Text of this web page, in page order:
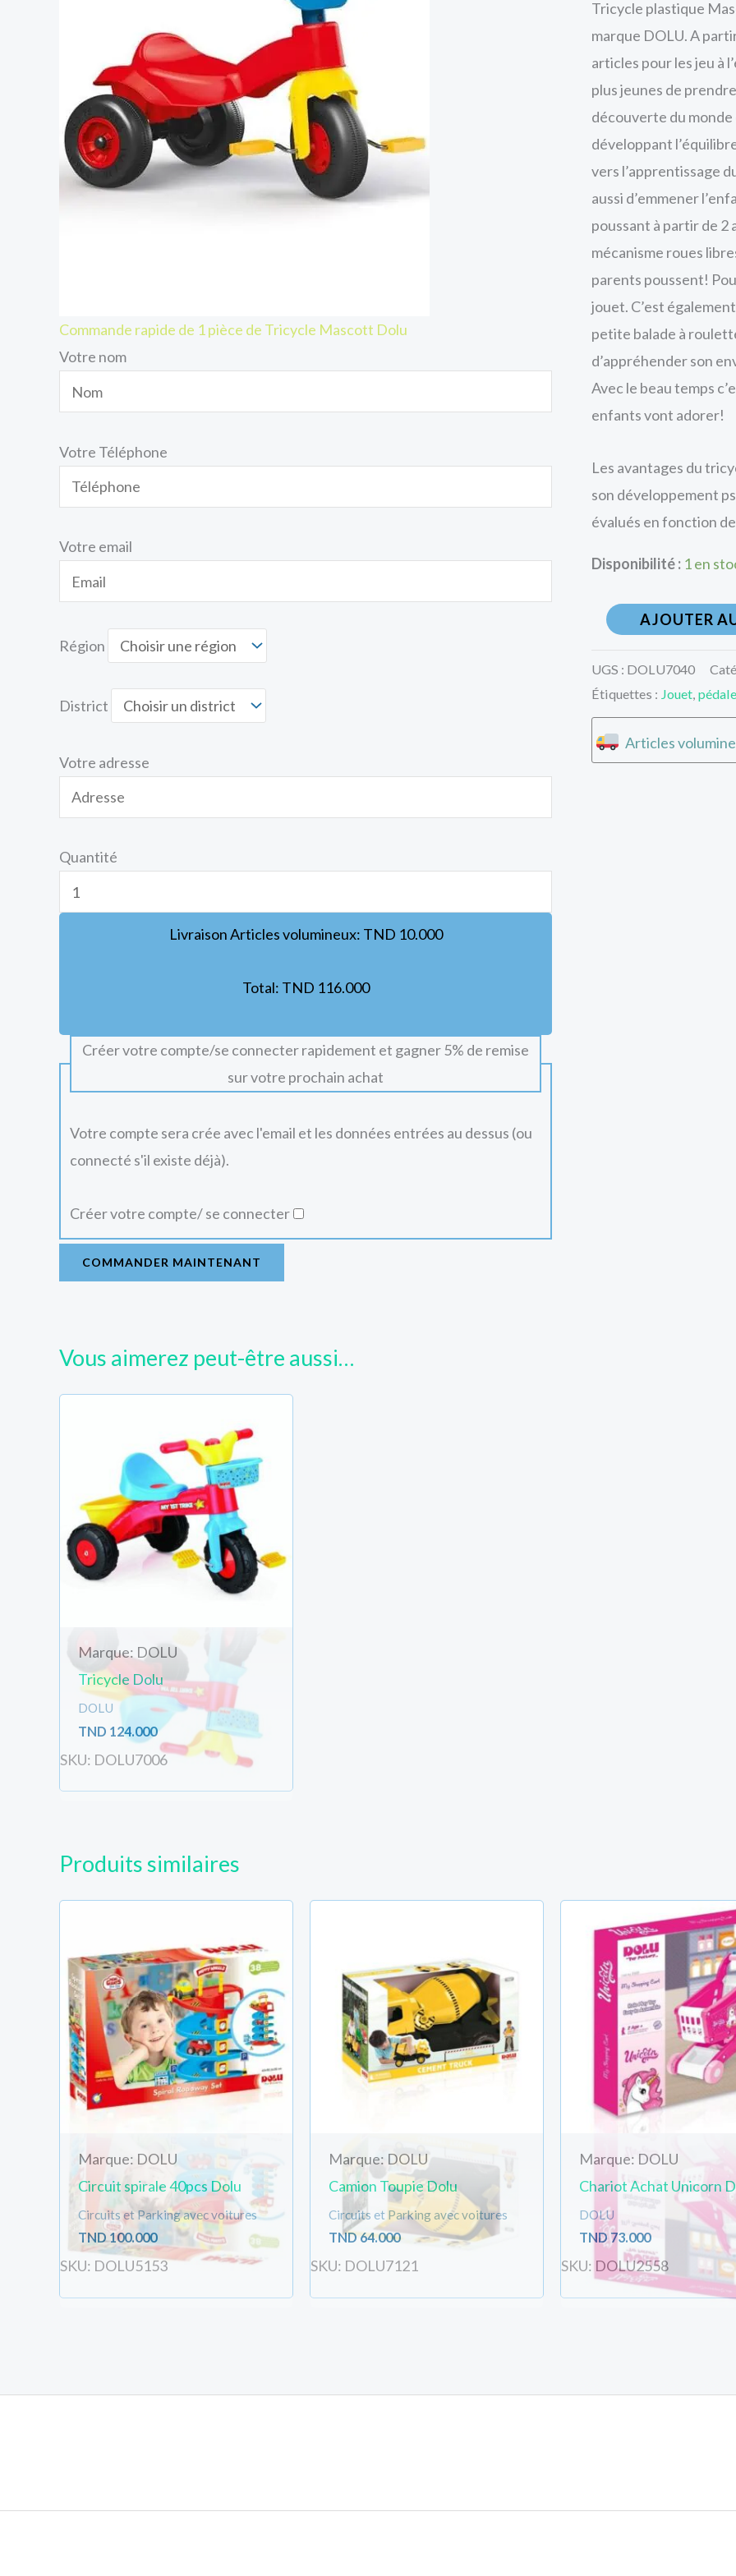
Commande rapide de 1 pièce de Tricycle Mascott Dolu
Votre nom
Votre Téléphone
Votre email
Région
District
Votre adresse
Quantité
Livraison Articles volumineux: TND 10.000
Total: TND 116.000
Créer votre compte/se connecter rapidement et gagner 5% de remise
sur votre prochain achat
Votre compte sera crée avec l'email et les données entrées au dessus (ou
connecté s'il existe déjà).
Créer votre compte/ se connecter
COMMANDER MAINTENANT
Tricycle plastique
marque DOLU. A
articles pour les jeu à
plus jeunes de
découverte du
développant
vers l’apprentissage
aussi d’emmener
poussant à partir de 2
mécanisme roues
parents poussent!
jouet. C’est
petite balade à
d’appréhender son
Avec le beau temps
enfants vont adorer!
Les avantages du
son développement
évalués en fonction
Disponibilité : 1 en
AJOUTER
UGS : DOLU7040
Étiquettes : Jouet,
Articles
Vous aimerez peut-être aussi…
Marque: DOLU
Tricycle Dolu
DOLU
TND 124.000
SKU: DOLU7006
Produits similaires
Marque: DOLU
Circuit spirale 40pcs Dolu
Circuits et Parking avec voitures
TND100.000
SKU: DOLU5153
Marque: DOLU
Camion Toupie Dolu
Circuits et Parking avec voitures
TND64.000
SKU: DOLU7121
Marque: DOLU
Chariot Achat Unicorn
DOLU
TND73.000
SKU: DOLU2558